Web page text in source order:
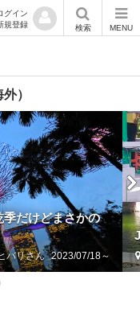
グイン
規登録
検索 MENU
外）
だけどまさかの
バリ 2023/07/18～